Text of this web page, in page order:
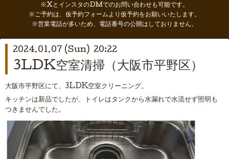
※XとインスタのDMでのお問い合わせも可能です。
※ご予約は、仮予約フォームより仮予約をお願いいたします。
※営業電話が多いため、電話番号の公開はしておりません。
2024.01.07 (Sun) 20:22
3LDK空室清掃（大阪市平野区）
大阪市平野区にて、3LDK空室クリーニング。
キッチンは新品でしたが、トイレはタンクから水漏れで水流せず照明も
つきませんでした。